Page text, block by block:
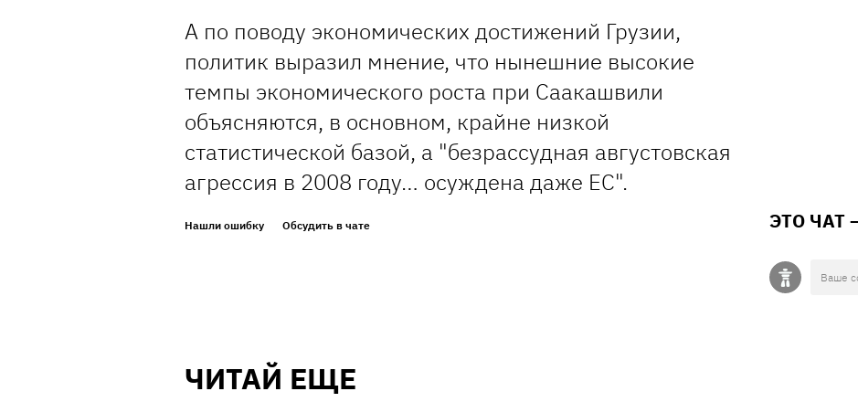
А по поводу экономических достижений Грузии,
политик выразил мнение, что нынешние высокие
темпы экономического роста при Саакашвили
объясняются, в основном, крайне низкой
статистической базой, а "безрассудная августовская
агрессия в 2008 году… осуждена даже ЕС".
Нашли ошибку Обсудить в чате ЭТО ЧАТ
ЧИТАЙ ЕЩЕ